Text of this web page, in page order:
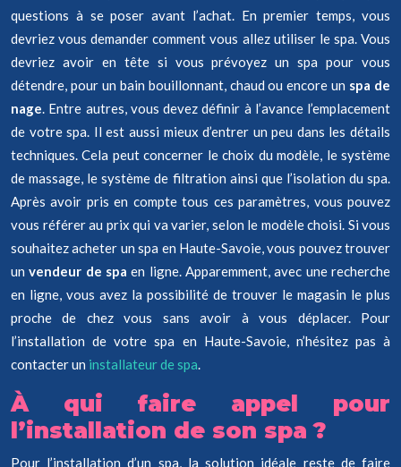
questions à se poser avant l’achat. En premier temps, vous
devriez vous demander comment vous allez utiliser le spa. Vous
devriez avoir en tête si vous prévoyez un spa pour vous
détendre, pour un bain bouillonnant, chaud ou encore un spa de
nage. Entre autres, vous devez définir à l’avance l’emplacement
de votre spa. Il est aussi mieux d’entrer un peu dans les détails
techniques. Cela peut concerner le choix du modèle, le système
de massage, le système de filtration ainsi que l’isolation du spa.
Après avoir pris en compte tous ces paramètres, vous pouvez
vous référer au prix qui va varier, selon le modèle choisi. Si vous
souhaitez acheter un spa en Haute-Savoie, vous pouvez trouver
unvendeur de spaen ligne. Apparemment, avec une recherche
en ligne, vous avez la possibilité de trouver le magasin le plus
proche de chez vous sans avoir à vous déplacer. Pour
l’installation de votre spa en Haute-Savoie, n’hésitez pas à
contacter un installateur de spa.
À qui faire appel pour
l’installation de son spa ?
Pour l’installation d’un spa, la solution idéale reste de faire